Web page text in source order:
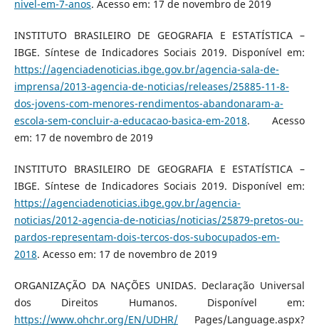
nivel-em-7-anos. Acesso em: 17 de novembro de 2019
INSTITUTO BRASILEIRO DE GEOGRAFIA E ESTATÍSTICA –
IBGE. Síntese de Indicadores Sociais 2019. Disponível em:
https://agenciadenoticias.ibge.gov.br/agencia-sala-de-
imprensa/2013-agencia-de-noticias/releases/25885-11-8-
dos-jovens-com-menores-rendimentos-abandonaram-a-
escola-sem-concluir-a-educacao-basica-em-2018. Acesso
em: 17 de novembro de 2019
INSTITUTO BRASILEIRO DE GEOGRAFIA E ESTATÍSTICA –
IBGE. Síntese de Indicadores Sociais 2019. Disponível em:
https://agenciadenoticias.ibge.gov.br/agencia-
noticias/2012-agencia-de-noticias/noticias/25879-pretos-ou-
pardos-representam-dois-tercos-dos-subocupados-em-
2018. Acesso em: 17 de novembro de 2019
ORGANIZAÇÃO DA NAÇÕES UNIDAS. Declaração Universal
dos Direitos Humanos. Disponível em:
https://www.ohchr.org/EN/UDHR/Pages/Language.aspx?